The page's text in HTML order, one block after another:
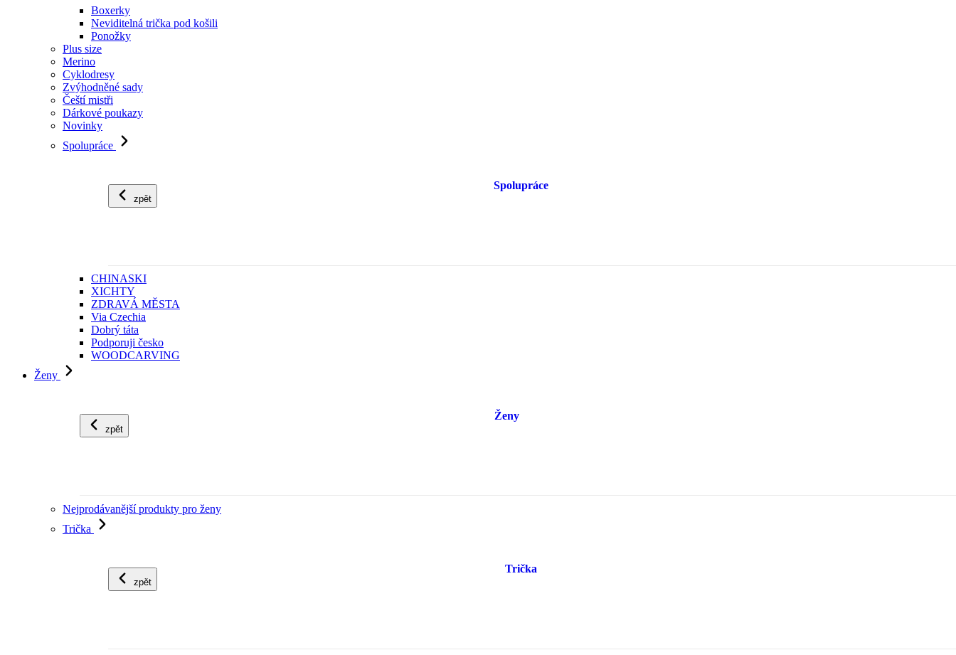
Boxerky
Neviditelná trička pod košili
Ponožky
Plus size
Merino
Cyklodresy
Zvýhodněné sady
Čeští mistři
Dárkové poukazy
Novinky
Spolupráce
zpět
Spolupráce
CHINASKI
XICHTY
ZDRAVÁ MĚSTA
Via Czechia
Dobrý táta
Podporuji česko
WOODCARVING
Ženy
zpět
Ženy
Nejprodávanější produkty pro ženy
Trička
zpět
Trička